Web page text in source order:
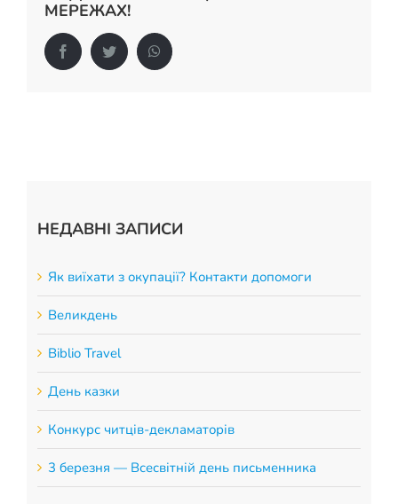
МЕРЕЖАХ!
FacebookTwitter WhatsApp
НЕДАВНІ ЗАПИСИ
Як виїхати з окупації? Контакти допомоги
Великдень
Biblio Travel
День казки
Конкурс читців-декламаторів
3 березня — Всесвітній день письменника